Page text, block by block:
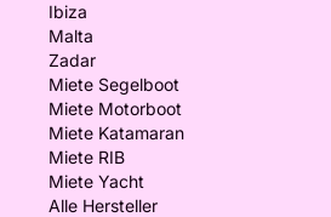
Ibiza
Malta
Zadar
Miete Segelboot
Miete Motorboot
Miete Katamaran
Miete RIB
Miete Yacht
Alle Hersteller